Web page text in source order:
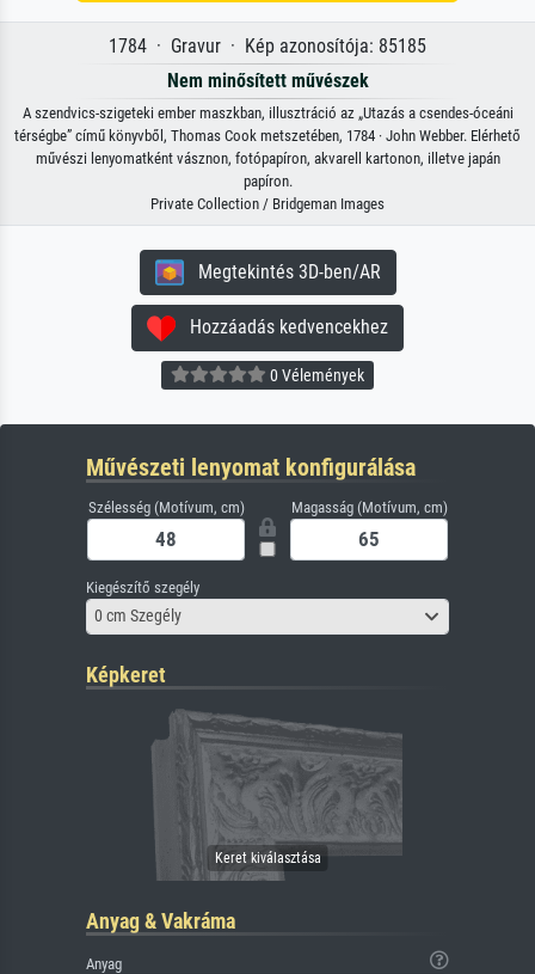
1784 · Gravur · Kép azonosítója: 85185
Nem minősített művészek
A szendvics-szigeteki ember maszkban, illusztráció az „Utazás a csendes-óceáni
térségbe” című könyvből, Thomas Cook metszetében, 1784 · John Webber. Elérhető
művészi lenyomatként vásznon, fotópapíron, akvarell kartonon, illetve japán
papíron.
Private Collection / Bridgeman Images
Megtekintés 3D-ben/AR
Hozzáadás kedvencekhez
0 Vélemények
Művészeti lenyomat konfigurálása
Szélesség (Motívum, cm) Magasság (Motívum, cm)
Kiegészítő szegély
0 cm Szegély
Képkeret
Anyag & Vakráma
Anyag